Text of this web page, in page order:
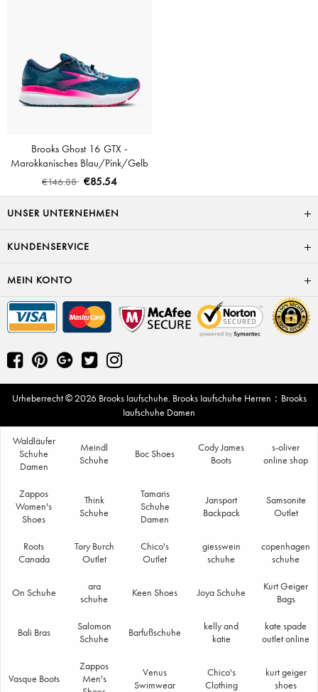
Brooks Ghost 16 GTX -
Marokkanisches Blau/Pink/Gelb
€146.88 €85.54
UNSER UNTERNEHMEN
KUNDENSERVICE
MEIN KONTO
Urheberrecht © 2026 Brooks Iaufschuhe. Brooks Iaufschuhe Herren ： Brooks
Iaufschuhe Damen
Waldläufer
Schuhe
Damen
Meindl
Schuhe
Boc Shoes
Cody James
Boots
s-oliver
online shop
Zappos
Women's
Shoes
Think
Schuhe
Tamaris
Schuhe
Damen
Jansport
Backpack
Samsonite
Outlet
Roots
Canada
Tory Burch
Outlet
Chico's
Outlet
giesswein
schuhe
copenhagen
schuhe
On Schuhe
ara
schuhe
Keen Shoes Joya Schuhe
Kurt Geiger
Bags
Bali Bras
Salomon
Schuhe
Barfußschuhe
kelly and
katie
kate spade
outlet online
Vasque Boots
Zappos
Men's
Venus
Swimwear
Chico's
Clothing
kurt geiger
shoes